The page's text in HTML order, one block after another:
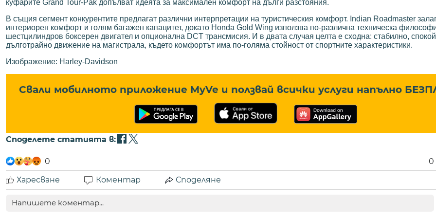
куфарите Grand Tour-Pak допълват идеята за максимален комфорт на дълги разстояния.
В същия сегмент конкурентите предлагат различни интерпретации на туристическия комфорт. Indian Roadmaster
интериорен комфорт и голям багажен капацитет, докато Honda Gold Wing използва по-различна техническа
шестцилиндров боксерен двигател и опционална DCT трансмисия. И в двата случая целта е сходна: стабилно,
дълготрайно движение на магистрала, където комфортът има по-голяма стойност от спортните характеристики.
Изображение: Harley-Davidson
Свали мобилното приложение MyVe и ползвай всички услуги напълно
Споделете статията в:
0 0
Харесване
Коментар Споделяне